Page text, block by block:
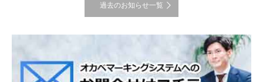
過去のお知らせ一覧